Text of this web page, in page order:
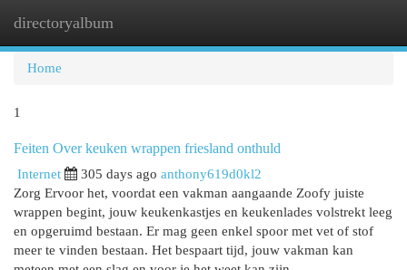
directoryalbum
Home
1
Feiten Over keuken wrappen friesland onthuld
Internet 305 days ago anthony619d0kl2
Zorg Ervoor het, voordat een vakman aangaande Zoofy juiste
wrappen begint, jouw keukenkastjes en keukenlades volstrekt leeg
en opgeruimd bestaan. Er mag geen enkel spoor met vet of stof
meer te vinden bestaan. Het bespaart tijd, jouw vakman kan